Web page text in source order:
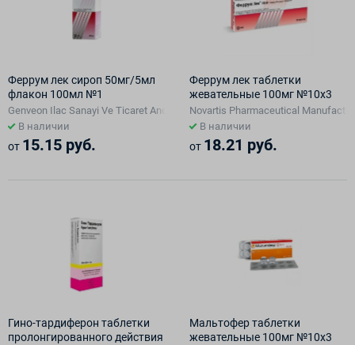
Феррум лек сироп 50мг/5мл
флакон 100мл №1
Genveon Ilac Sanayi Ve Ticaret Anonim Sirketi, Турция
В наличии
от 15.15 руб.
Феррум лек таблетки
жевательные 100мг №10х3
Novartis Pharmaceutical
В наличии
от 18.21 руб.
Гино-тардиферон таблетки
пролонгированного действия
Мальтофер таблетки
жевательные 100мг №10х3